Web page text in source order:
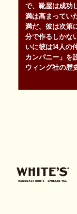
で、靴屋は成功
満は高まってい
満だ。彼は次第
分で作るしかな
いに彼は14人の
カンパニー」を
ウィング社の歴